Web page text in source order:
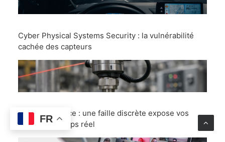
Cyber Physical Systems Security : la vulnérabilité
cachée des capteurs
Visioconférence : une faille discrète expose vos
actions en temps réel
FR